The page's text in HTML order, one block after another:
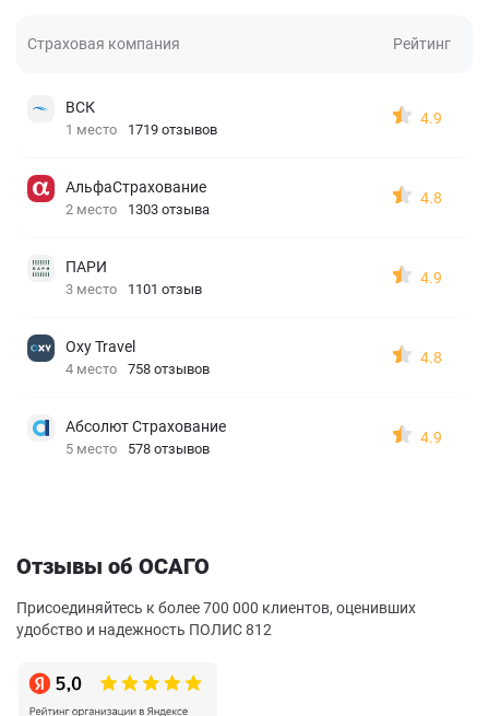
Страховая компания Рейтинг
ВСК
1 место 1719 отзывов
4.9
АльфаСтрахование
2 место 1303 отзыва
4.8
ПАРИ
3 место 1101 отзыв
4.9
Oxy Travel
4 место 758 отзывов
4.8
Абсолют Страхование
5 место 578 отзывов
4.9
Отзывы об ОСАГО
Присоединяйтесь к более 700 000 клиентов, оценивших
удобство и надежность ПОЛИС 812